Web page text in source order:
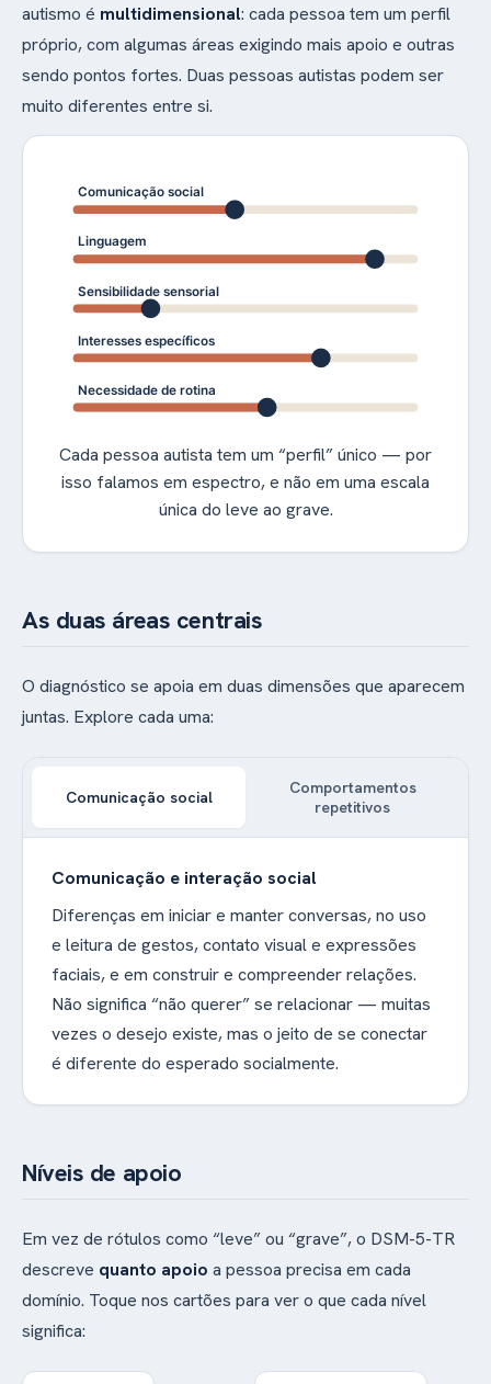
autismo é multidimensional: cada pessoa tem um perfil
próprio, com algumas áreas exigindo mais apoio e outras
sendo pontos fortes. Duas pessoas autistas podem ser
muito diferentes entre si.
Comunicação social
Linguagem
Sensibilidade sensorial
Interesses específicos
Necessidade de rotina
Cada pessoa autista tem um “perfil” único — por
isso falamos em espectro, e não em uma escala
única do leve ao grave.
As duas áreas centrais
O diagnóstico se apoia em duas dimensões que aparecem
juntas. Explore cada uma:
Comunicação social
Comportamentos
repetitivos
Comunicação e interação social
Diferenças em iniciar e manter conversas, no uso
e leitura de gestos, contato visual e expressões
faciais, e em construir e compreender relações.
Não significa “não querer” se relacionar — muitas
vezes o desejo existe, mas o jeito de se conectar
é diferente do esperado socialmente.
Níveis de apoio
Em vez de rótulos como “leve” ou “grave”, o DSM-5-TR
descreve quanto apoio a pessoa precisa em cada
domínio. Toque nos cartões para ver o que cada nível
significa: